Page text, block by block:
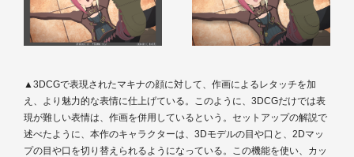
▲3DCGで表現されたマキナの顔に対して、作画によるレタッチを加
え、より魅力的な表情に仕上げている。このように、3DCGだけでは表
現が難しい表情は、作画を併用しているという。セットアップの解説で
述べたように、本作のキャラクターは、3Dモデルの目や口と、2Dマッ
プの目や口を切り替えられるようになっている。この機能を使い、カッ